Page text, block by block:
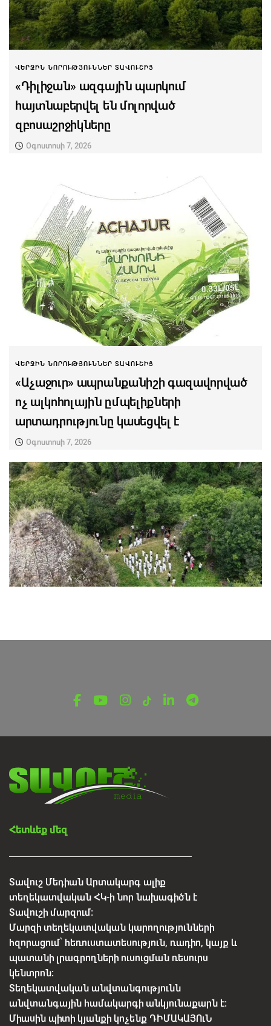
ՎԵՐՋԻՆ ՆՈՐՈՒԹՅՈՒՆՆԵՐ ՏԱՎՈՒՇԻՑ
«Դիլիջան» ազգային պարկում
հայտնաբերվել են մոլորված
զբոսաշրջիկները
Օգոստոսի 7, 2026
ՎԵՐՋԻՆ ՆՈՐՈՒԹՅՈՒՆՆԵՐ ՏԱՎՈՒՇԻՑ
«Աչաջուր» ապրանքանիշի գազավորված
ոչ ալկոհոլային ըմպելիքների
արտադրությունը կասեցվել է
Օգոստոսի 7, 2026
պատանի կարատեիստների մարզական
Հետևեք մեզ
Տավուշ Մեդիան Արտակարգ ալիք
տեղեկատվական ՀԿ-ի նոր նախագիծն է
Տավուշի մարզում:
Մարզի տեղեկատվական կարողությունների
հզորացում՝ հեռուստատեսություն, ռադիո, կայք և
պատանի լրագրողների ուսուցման ռեսուրս
կենտրոն:
Տեղեկատվական անվտանգությունն
անվտանգային համակարգի անկյունաքարն է:
Միասին պիտի կյանքի կոչենք ԴԻՄԱԿԱՅՈւՆ